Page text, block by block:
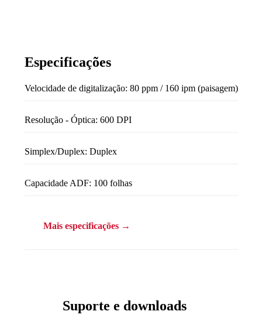
Especificações
Velocidade de digitalização: 80 ppm / 160 ipm (paisagem)
Resolução - Óptica: 600 DPI
Simplex/Duplex: Duplex
Capacidade ADF: 100 folhas
Mais especificações →
Suporte e downloads